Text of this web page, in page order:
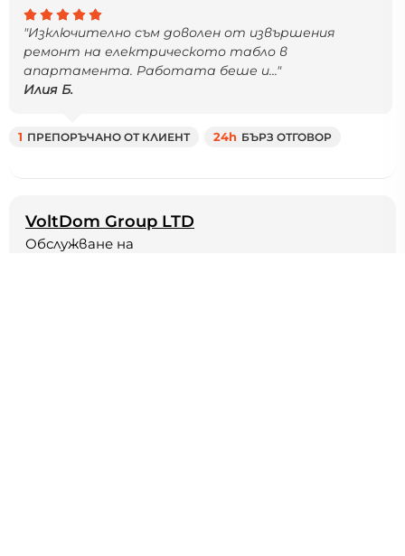
"Изключително съм доволен от извършения
ремонт на електрическото табло в
апартамента. Работата беше и..."
Илия Б.
1 ПРЕПОРЪЧАНО ОТ КЛИЕНТ 24h БЪРЗ ОТГОВОР
VoltDom Group LTD
Обслужване на